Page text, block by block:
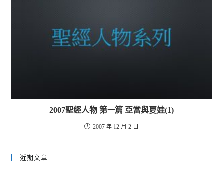
2007聖經人物 第一篇 亞當與夏娃(1)
2007 年 12 月 2 日
近期文章